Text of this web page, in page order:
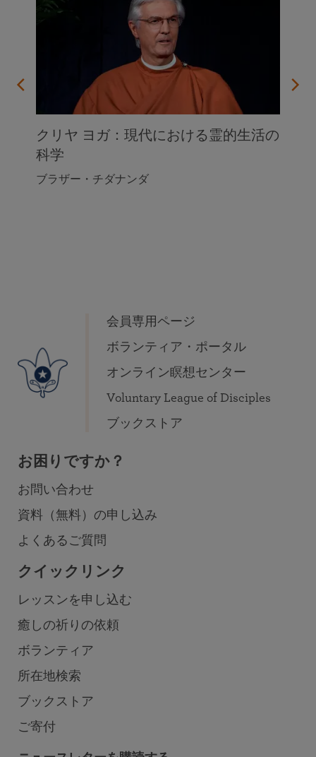
クリヤ ヨガ：現代における霊的生活の
科学
ブラザー・チダナンダ
会員専用ページ
ボランティア・ポータル
オンライン瞑想センター
Voluntary League of Disciples
ブックストア
お困りですか？
お問い合わせ
資料（無料）の申し込み
よくあるご質問
クイックリンク
レッスンを申し込む
癒しの祈りの依頼
ボランティア
所在地検索
ブックストア
ご寄付